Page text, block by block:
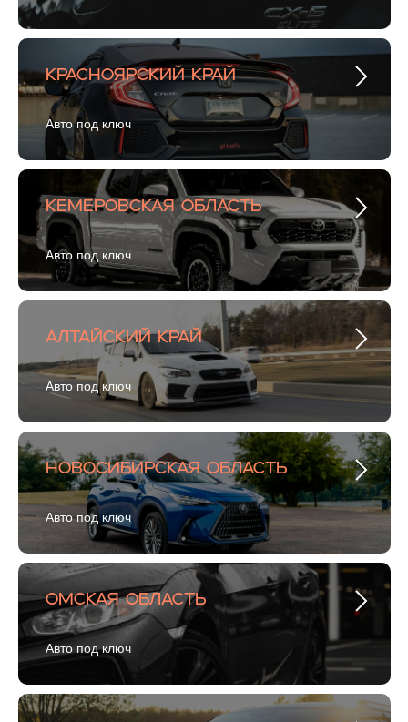
Красноярский край
Авто под ключ
Кемеровская область
Авто под ключ
Алтайский край
Авто под ключ
Новосибирская область
Авто под ключ
Омская область
Авто под ключ